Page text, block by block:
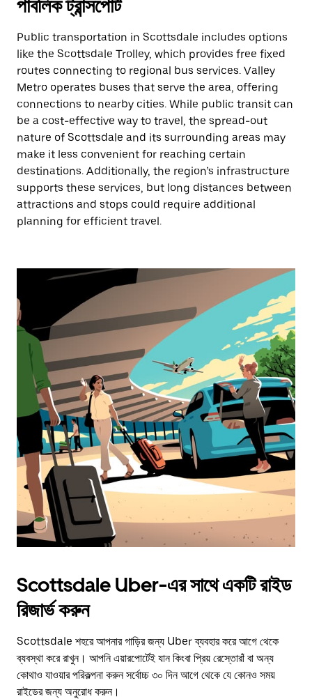
পাবলিক ট্রান্সপোর্ট
Public transportation in Scottsdale includes options
like the Scottsdale Trolley, which provides free fixed
routes connecting to regional bus services. Valley
Metro operates buses that serve the area, offering
connections to nearby cities. While public transit can
be a cost-effective way to travel, the spread-out
nature of Scottsdale and its surrounding areas may
make it less convenient for reaching certain
destinations. Additionally, the region’s infrastructure
supports these services, but long distances between
attractions and stops could require additional
planning for efficient travel.
Scottsdale Uber-এর সাথে একটি রাইড
রিজার্ভ করুন
Scottsdale শহরে আপনার গাড়ির জন্য Uber ব্যবহার করে আগে থেকে
ব্যবস্থা করে রাখুন। আপনি এয়ারপোর্টেই যান কিংবা প্রিয় রেস্তোরাঁ বা অন্য
কোথাও যাওয়ার পরিকল্পনা করুন সর্বোচ্চ ৩০ দিন আগে থেকে যে কোনও সময়
রাইডের জন্য অনুরোধ করুন।